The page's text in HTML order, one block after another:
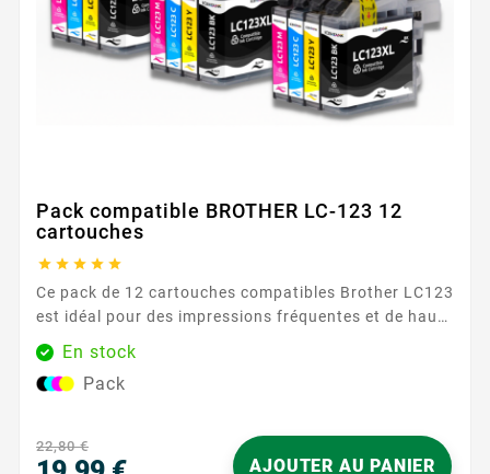
Pack compatible BROTHER LC-123 12
cartouches
    
Ce pack de 12 cartouches compatibles Brother LC123
est idéal pour des impressions fréquentes et de haute
qualité. Chaque cartouche garantit des couleurs
éclatantes et des textes nets. Caractéristiques
principales : Couleurs incluses : Noir, Cyan, Magenta,
En stock
Pack
22,80 €
AJOUTER AU PANIER